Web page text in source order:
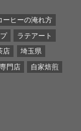
ーヒーの淹れ方
ラテアート
店
埼玉県
門店
自家焙煎